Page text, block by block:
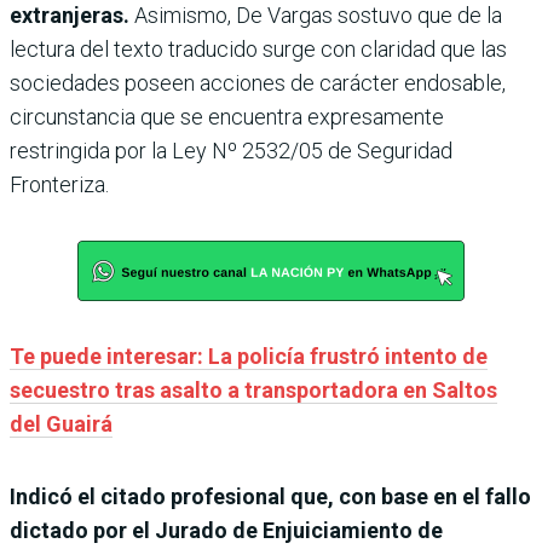
extranjeras. Asimismo, De Vargas sostuvo que de la
lectura del texto traducido surge con claridad que las
sociedades poseen acciones de carácter endosable,
circunstancia que se encuentra expresamente
restringida por la Ley Nº 2532/05 de Seguridad
Fronteriza.
Te puede interesar: La policía frustró intento de
secuestro tras asalto a transportadora en Saltos
del Guairá
Indicó el citado profesional que, con base en el fallo
dictado por el Jurado de Enjuiciamiento de